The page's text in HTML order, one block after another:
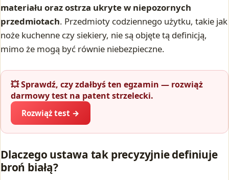
materiału oraz ostrza ukryte w niepozornych
przedmiotach. Przedmioty codziennego użytku, takie jak
noże kuchenne czy siekiery, nie są objęte tą definicją,
mimo że mogą być równie niebezpieczne.
💥 Sprawdź, czy zdałbyś ten egzamin — rozwiąż
darmowy test na patent strzelecki.
Rozwiąż test →
Dlaczego ustawa tak precyzyjnie definiuje
broń białą?